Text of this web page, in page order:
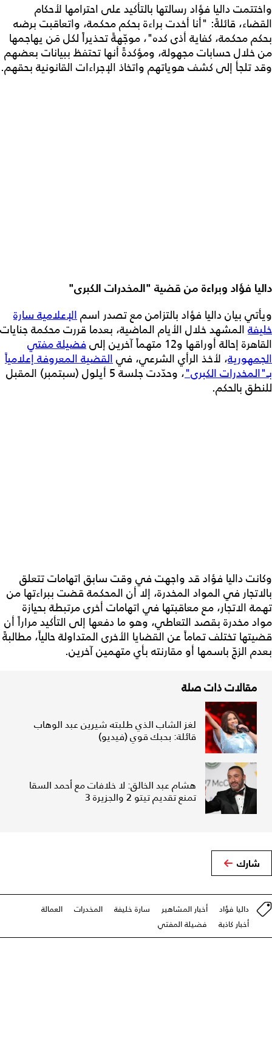
واختتمت داليا فؤاد رسالتها بالتأكيد على احترامها لأحكام
القضاء، قائلةً: "أنا أخدت براءة بحكم محكمة، واتعاقبت برضه
بحكم محكمة، كفاية أذى كده"، موجّهةً تحذيراً لكل مَن يهاجمها
من خلال حسابات مجهولة، ومؤكدةً أنها تحتفظ ببيانات بعضهم
وقد تلجأ إلى كشف هوياتهم واتخاذ الإجراءات القانونية بحقهم.
داليا فؤاد وبراءة من قضية "المخدرات الكبرى"
ويأتي بيان داليا فؤاد بالتزامن مع تصدر اسمالإعلامية سارة
خليفة المشهد خلال الأيام الماضية، بعدما قررت محكمة جنايات
القاهرة إحالة أوراقها و12 متهماً آخرين إلى
فضيلة مفتي
الجمهورية، لأخذ الرأي الشرعي، فيالقضية المعروفة إعلامياً
بـ"المخدرات الكبرى"
، وحدّدت جلسة 5 أيلول (سبتمبر) المقبل
للنطق بالحكم.
وكانت داليا فؤاد قد واجهت في وقت سابق اتهامات تتعلق
بالاتجار في المواد المخدرة، إلا أن المحكمة قضت ببراءتها من
تهمة الاتجار، مع معاقبتها في اتهامات أخرى مرتبطة بحيازة
مواد مخدرة بقصد التعاطي، وهو ما دفعها إلى التأكيد مراراً أن
قضيتها تختلف تماماً عن القضايا الأخرى المتداولة حالياً، مطالبةً
بعدم الزجّ باسمها أو مقارنته بأي متهمين آخرين.
مقالات ذات صلة
لغز الشاب الذي طلبته شيرين عبد الوهاب
قائلة: بحبك قوي (فيديو)
هشام عبد الخالق: لا خلافات مع أحمد السقا
تمنع تقديم تيتو 2 والجزيرة 3
شارك
داليا فؤاد أخبار المشاهير سارة خليفة المخدرات
العمالة
أخبار كاذبة
فضيلة المفتي